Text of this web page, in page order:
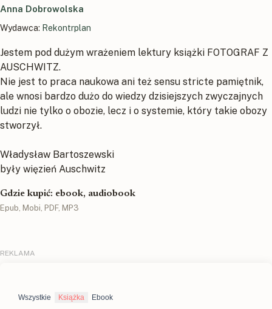
Anna Dobrowolska
Wydawca: Rekontrplan
Jestem pod dużym wrażeniem lektury książki FOTOGRAF Z
AUSCHWITZ.
Nie jest to praca naukowa ani też sensu stricte pamiętnik,
ale wnosi bardzo dużo do wiedzy dzisiejszych zwyczajnych
ludzi nie tylko o obozie, lecz i o systemie, który takie obozy
stworzył.
Władysław Bartoszewski
były więzień Auschwitz
Gdzie kupić: ebook, audiobook
Epub, Mobi, PDF, MP3